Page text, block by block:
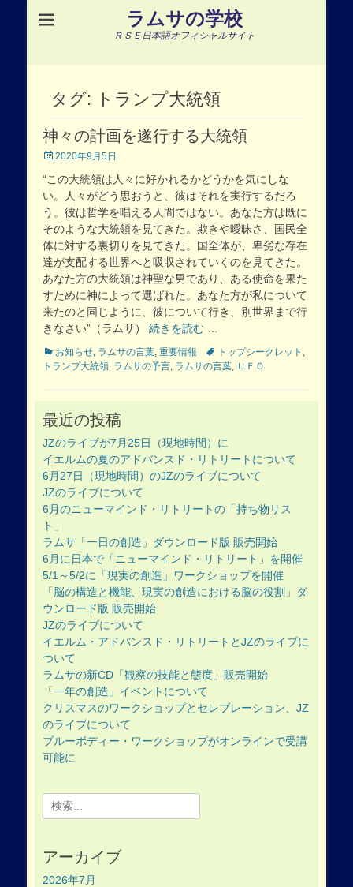
ラムサの学校
ＲＳＥ日本語オフィシャルサイト
タグ: トランプ大統領
神々の計画を遂行する大統領
Posted
2020年9月5日
“この大統領は人々に好かれるかどうかを気にしな
い。人々がどう思おうと、彼はそれを実行するだろ
う。彼は哲学を唱える人間ではない。あなた方は既に
そのような大統領を見てきた。欺きや曖昧さ、国民全
体に対する裏切りを見てきた。国全体が、卑劣な存在
達が支配する世界へと吸収されていくのを見てきた。
あなた方の大統領は神聖な男であり、ある使命を果た
すために神によって選ばれた。あなた方が私について
来たのと同じように、彼について行き、別世界まで行
きなさい”（ラムサ） 続きを読む …
Categories
お知らせ, ラムサの言葉, 重要情報 Tagsトップシークレット ,
トランプ大統領, ラムサの予言, ラムサの言葉, ＵＦＯ
最近の投稿
JZのライブが7月25日（現地時間）に
イエルムの夏のアドバンスド・リトリートについて
6月27日（現地時間）のJZのライブについて
JZのライブについて
6月のニューマインド・リトリートの「持ち物リス
ト」
ラムサ「一日の創造」ダウンロード版 販売開始
6月に日本で「ニューマインド・リトリート」を開催
5/1～5/2に「現実の創造」ワークショップを開催
「脳の構造と機能、現実の創造における脳の役割」ダ
ウンロード版 販売開始
JZのライブについて
イエルム・アドバンスド・リトリートとJZのライブに
ついて
ラムサの新CD「観察の技能と態度」販売開始
「一年の創造」イベントについて
クリスマスのワークショップとセレブレーション、JZ
のライブについて
ブルーボディー・ワークショップがオンラインで受講
可能に
Search
for:
アーカイブ
2026年7月